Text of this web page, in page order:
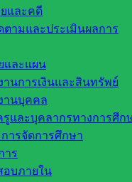
และคดี
ามและประเมินผลการ
และแผน
นการเงินและสินทรัพย์
านบุคคล
และบุคลากรทางการศึก
ารจัดการศึกษา
าร
อบภายใน